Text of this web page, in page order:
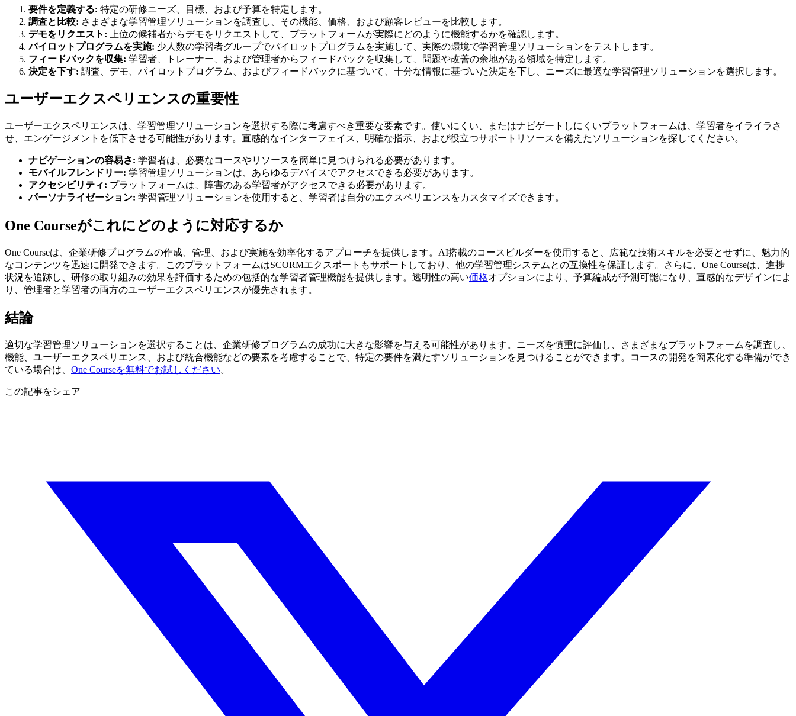
要件を定義する: 特定の研修ニーズ、目標、および予算を特定します。
調査と比較: さまざまな学習管理ソリューションを調査し、その機能、価格、および顧客レビューを比較します。
デモをリクエスト: 上位の候補者からデモをリクエストして、プラットフォームが実際にどのように機能するかを確認します。
パイロットプログラムを実施: 少人数の学習者グループでパイロットプログラムを実施して、実際の環境で学習管理ソリューションをテストします。
フィードバックを収集: 学習者、トレーナー、および管理者からフィードバックを収集して、問題や改善の余地がある領域を特定します。
決定を下す: 調査、デモ、パイロットプログラム、およびフィードバックに基づいて、十分な情報に基づいた決定を下し、ニーズに最適な学習管理ソリューションを選択します。
ユーザーエクスペリエンスの重要性
ユーザーエクスペリエンスは、学習管理ソリューションを選択する際に考慮すべき重要な要素です。使いにくい、またはナビゲートしにくいプラットフォームは、学習者をイライラさ
せ、エンゲージメントを低下させる可能性があります。直感的なインターフェイス、明確な指示、および役立つサポートリソースを備えたソリューションを探してください。
ナビゲーションの容易さ: 学習者は、必要なコースやリソースを簡単に見つけられる必要があります。
モバイルフレンドリー: 学習管理ソリューションは、あらゆるデバイスでアクセスできる必要があります。
アクセシビリティ: プラットフォームは、障害のある学習者がアクセスできる必要があります。
パーソナライゼーション: 学習管理ソリューションを使用すると、学習者は自分のエクスペリエンスをカスタマイズできます。
One Courseがこれにどのように対応するか
One Courseは、企業研修プログラムの作成、管理、および実施を効率化するアプローチを提供します。AI搭載のコースビルダーを使用すると、広範な技術スキルを必要とせずに、魅力的
なコンテンツを迅速に開発できます。このプラットフォームはSCORMエクスポートもサポートしており、他の学習管理システムとの互換性を保証します。さらに、One Courseは、進捗
状況を追跡し、研修の取り組みの効果を評価するための包括的な学習者管理機能を提供します。透明性の高い価格オプションにより、予算編成が予測可能になり、直感的なデザインによ
り、管理者と学習者の両方のユーザーエクスペリエンスが優先されます。
結論
適切な学習管理ソリューションを選択することは、企業研修プログラムの成功に大きな影響を与える可能性があります。ニーズを慎重に評価し、さまざまなプラットフォームを調査し、
機能、ユーザーエクスペリエンス、および統合機能などの要素を考慮することで、特定の要件を満たすソリューションを見つけることができます。コースの開発を簡素化する準備ができ
ている場合は、 One Courseを無料でお試しください。
この記事をシェア